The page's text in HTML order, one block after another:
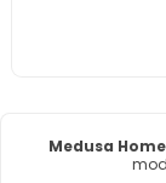
Medusa